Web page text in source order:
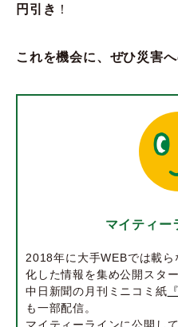
円引き ！
これを機会に、ぜひ災害
マイティー
2018年に大手WEBでは載
化した情報を集め公開スター
中日新聞の月刊ミニコミ紙
も一部配信。